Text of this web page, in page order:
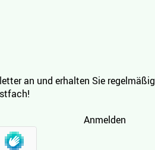
an und erhalten Sie regelmäßig
Anmelden